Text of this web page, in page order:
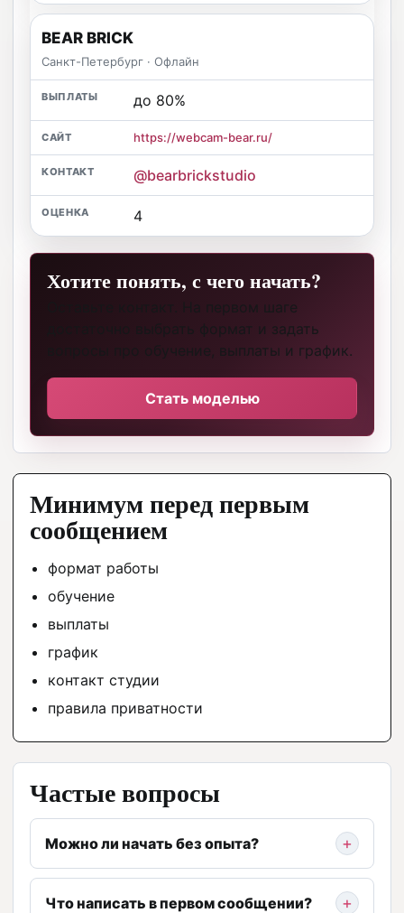
BEAR BRICK
Санкт-Петербург · Офлайн
до 80%
https://webcam-bear.ru/
@bearbrickstudio
4
Хотите понять, с чего начать?
Оставьте контакт. На первом шаге
достаточно выбрать формат и задать
вопросы про обучение, выплаты и график.
Стать моделью
Минимум перед первым
сообщением
формат работы
обучение
выплаты
график
контакт студии
правила приватности
Частые вопросы
Можно ли начать без опыта?
Что написать в первом сообщении?